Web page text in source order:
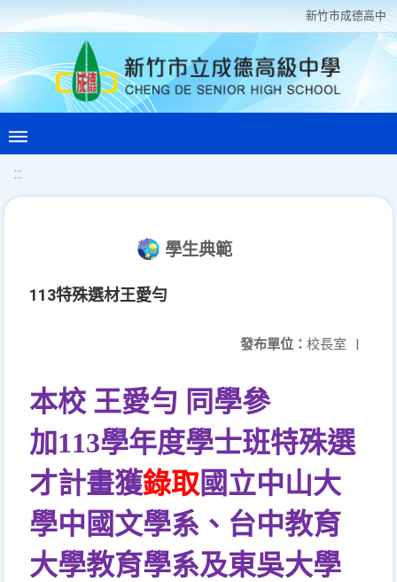
新竹巿成德高中
:::
學生典範
113特殊選材王愛勻
發布單位： 校長室 |
本校 王愛勻 同學參
加113學年度學士班特殊選
才計畫獲錄取國立中山大
學中國文學系、台中教育
大學教育學系及東吳大學